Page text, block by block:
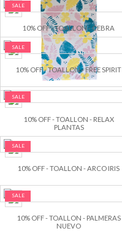
SALE
10% OFF - TOALLON - CEBRA
SALE
10% OFF - TOALLON - FREE SPIRIT
SALE
10% OFF - TOALLON - RELAX
PLANTAS
SALE
10% OFF - TOALLON - ARCO IRIS
SALE
10% OFF - TOALLON - PALMERAS
NUEVO